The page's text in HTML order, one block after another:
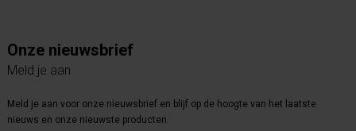
Onze nieuwsbrief
Meld je aan
Meld je aan voor onze nieuwsbrief en blijf op de hoogte van het laatste
nieuws en onze nieuwste producten.